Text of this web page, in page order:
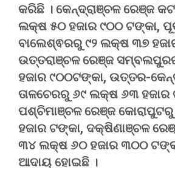
କରିଛି । କେନ୍ଦ୍ରାଞ୍ଚଳ ରେଞ୍ଜ
ଲକ୍ଷ ୫୦ ହଜାର ୯୦୦ ଟଙ୍କା,
ବାଲେଶ୍ଵରରୁ ୯୨ ଲକ୍ଷ ୩୭
ଉତ୍ତରାଞ୍ଚଳ ରେଞ୍ଜ
ହଜାର ୯୦୦ଟଙ୍କା, ଉତ୍ତର-
ତାଳଚେରରୁ ୬୯ ଲକ୍ଷ ୬୩
ପଶ୍ଚିମାଞ୍ଚଳ ରେଞ୍ଜ
ହଜାର ଟଙ୍କା, ଦକ୍ଷିଣାଞ୍ଚଳ
୩୪ ଲକ୍ଷ ୬୦ ହଜାର ୩୦୦
ଆଦାୟ ହୋଇଛି ।